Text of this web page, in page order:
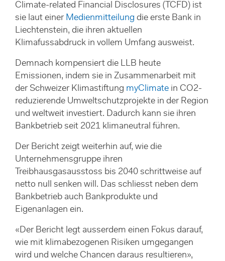
Climate-related Financial Disclosures (TCFD) ist
sie laut einer Medienmitteilung die erste Bank in
Liechtenstein, die ihren aktuellen
Klimafussabdruck in vollem Umfang ausweist.
Demnach kompensiert die LLB heute
Emissionen, indem sie in Zusammenarbeit mit
der Schweizer Klimastiftung myClimate in CO2-
reduzierende Umweltschutzprojekte in der Region
und weltweit investiert. Dadurch kann sie ihren
Bankbetrieb seit 2021 klimaneutral führen.
Der Bericht zeigt weiterhin auf, wie die
Unternehmensgruppe ihren
Treibhausgasausstoss bis 2040 schrittweise auf
netto null senken will. Das schliesst neben dem
Bankbetrieb auch Bankprodukte und
Eigenanlagen ein.
«Der Bericht legt ausserdem einen Fokus darauf,
wie mit klimabezogenen Risiken umgegangen
wird und welche Chancen daraus resultieren»,